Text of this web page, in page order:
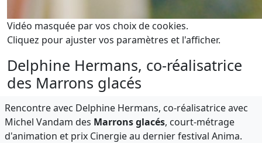
Vidéo masquée par vos choix de cookies.
Cliquez pour ajuster vos paramètres et l'afficher.
Delphine Hermans, co-réalisatrice
des Marrons glacés
Rencontre avec Delphine Hermans, co-réalisatrice avec
Michel Vandam des Marrons glacés, court-métrage
d'animation et prix Cinergie au dernier festival Anima.